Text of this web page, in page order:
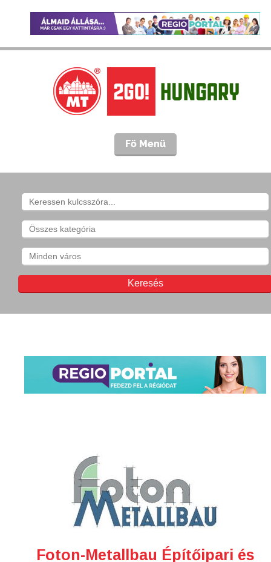
Fö Menü
Foton-Metallbau Építőipari és